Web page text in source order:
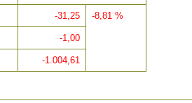
-31,25 -8,81 %
-1,00
-1.004,61